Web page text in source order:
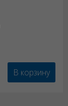
В корзину